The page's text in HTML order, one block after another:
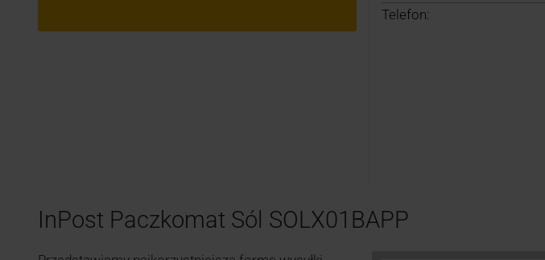
Telefon:
InPost Paczkomat Sól SOLX01BAPP